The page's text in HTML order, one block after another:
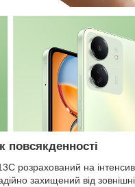
повсякденності
розрахований на
захищений від